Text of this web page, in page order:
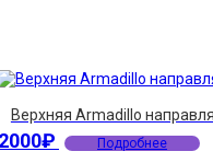
Верхняя Armadillo
₽ Подробнее